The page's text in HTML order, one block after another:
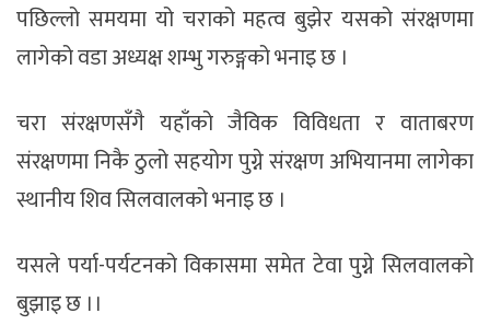
पछिल्लो समयमा यो चराको महत्व बुझेर यसको संरक्षणमा
लागेको वडा अध्यक्ष शम्भु गरुङ्गको भनाइ छ ।
चरा संरक्षणसँगै यहाँको जैविक विविधता र वाताबरण
संरक्षणमा निकै ठुलो सहयोग पुग्ने संरक्षण अभियानमा लागेका
स्थानीय शिव सिलवालको भनाइ छ ।
यसले पर्या-पर्यटनको विकासमा समेत टेवा पुग्ने सिलवालको
बुझाइ छ ।।